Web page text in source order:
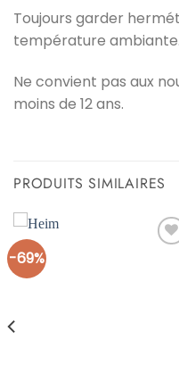
‎Toujours garder
température ambiante.‎
‎Ne convient pas aux
moins de 12 ans.‎
PRODUITS SIMILAIRES
-69%